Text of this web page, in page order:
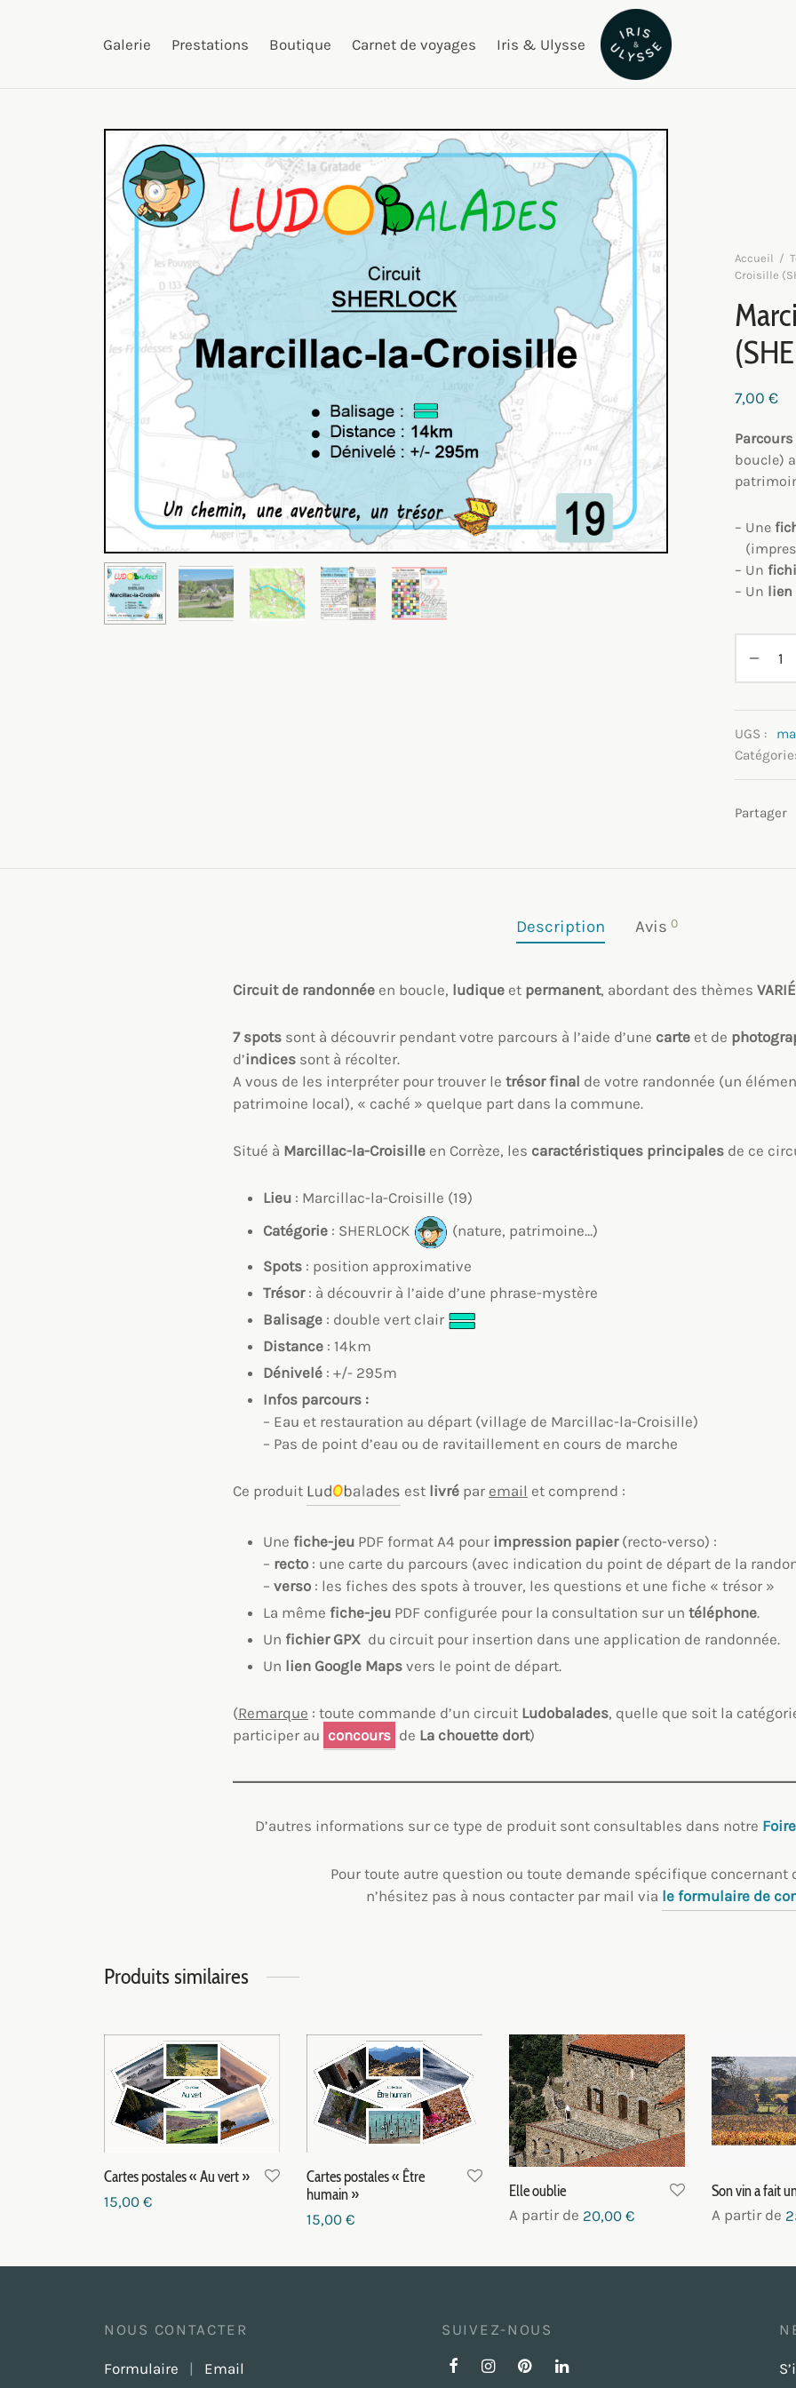
Galerie Prestations Boutique Carnet de voyages Iris & Ulysse
Accueil /
Croisille
7,00 €
boucle)
– Une
– Un
– Un lien
UGS :
Partager
Description Avis 0
Circuit de randonnée en boucle, ludique et permanent, abordant des thèmes
7 spots sont à découvrir pendant votre parcours à l’aide d’une carte et de
d’indices sont à récolter.
A vous de les interpréter pour trouver le trésor final de votre randonnée (un
patrimoine local), « caché » quelque part dans la commune.
Situé à Marcillac-la-Croisille en Corrèze, les caractéristiques principales de ce
Lieu: Marcillac-la-Croisille (19)
Catégorie: SHERLOCK
(nature, patrimoine…)
Spots: position approximative
Trésor: à découvrir à l’aide d’une phrase-mystère
Balisage: double vert clair
Distance: 14km
Dénivelé: +/- 295m
Infos parcours :
– Eau et restauration au départ (village de Marcillac-la-Croisille)
– Pas de point d’eau ou de ravitaillement en cours de marche
Ce produit est livré par email et comprend :
Une fiche-jeuPDF format A4 pour impression papier(recto-verso) :
– recto: une carte du parcours (avec indication du point de départ de la
– verso: les fiches des spots à trouver, les questions et une fiche « trésor »
La même fiche-jeuPDF configurée pour la consultation sur un téléphone.
Un fichier GPXdu circuit pour insertion dans une application de randonnée.
Un lien Google Mapsvers le point de départ.
(Remarque : toute commande d’un circuit Ludobalades, quelle que soit la
participer au concours de La chouette dort)
D’autres informations sur ce type de produit sont consultables dans notre
Pour toute autre question ou toute demande spécifique concernant
n’hésitez pas à nous contacter par mail via le formulaire de
Produits similaires
Cartes postales « Au vert »
15,00 €
Cartes postales « Être
humain »
15,00 €
Elle oublie
A partir de 20,00 €
Son vin a fait
A partir de
NOUS CONTACTER
Formulaire | Email
SUIVEZ-NOUS